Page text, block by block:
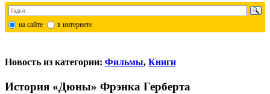
на сайте в интернете
Новость из категории: Фильмы, Книги
История «Дюны» Фрэнка Герберта